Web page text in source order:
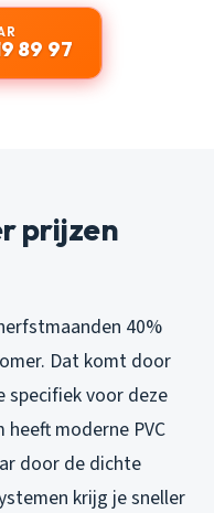
89 97
prijzen
40%
Dat komt door
specifiek voor deze
moderne PVC
door de dichte
krijg je sneller